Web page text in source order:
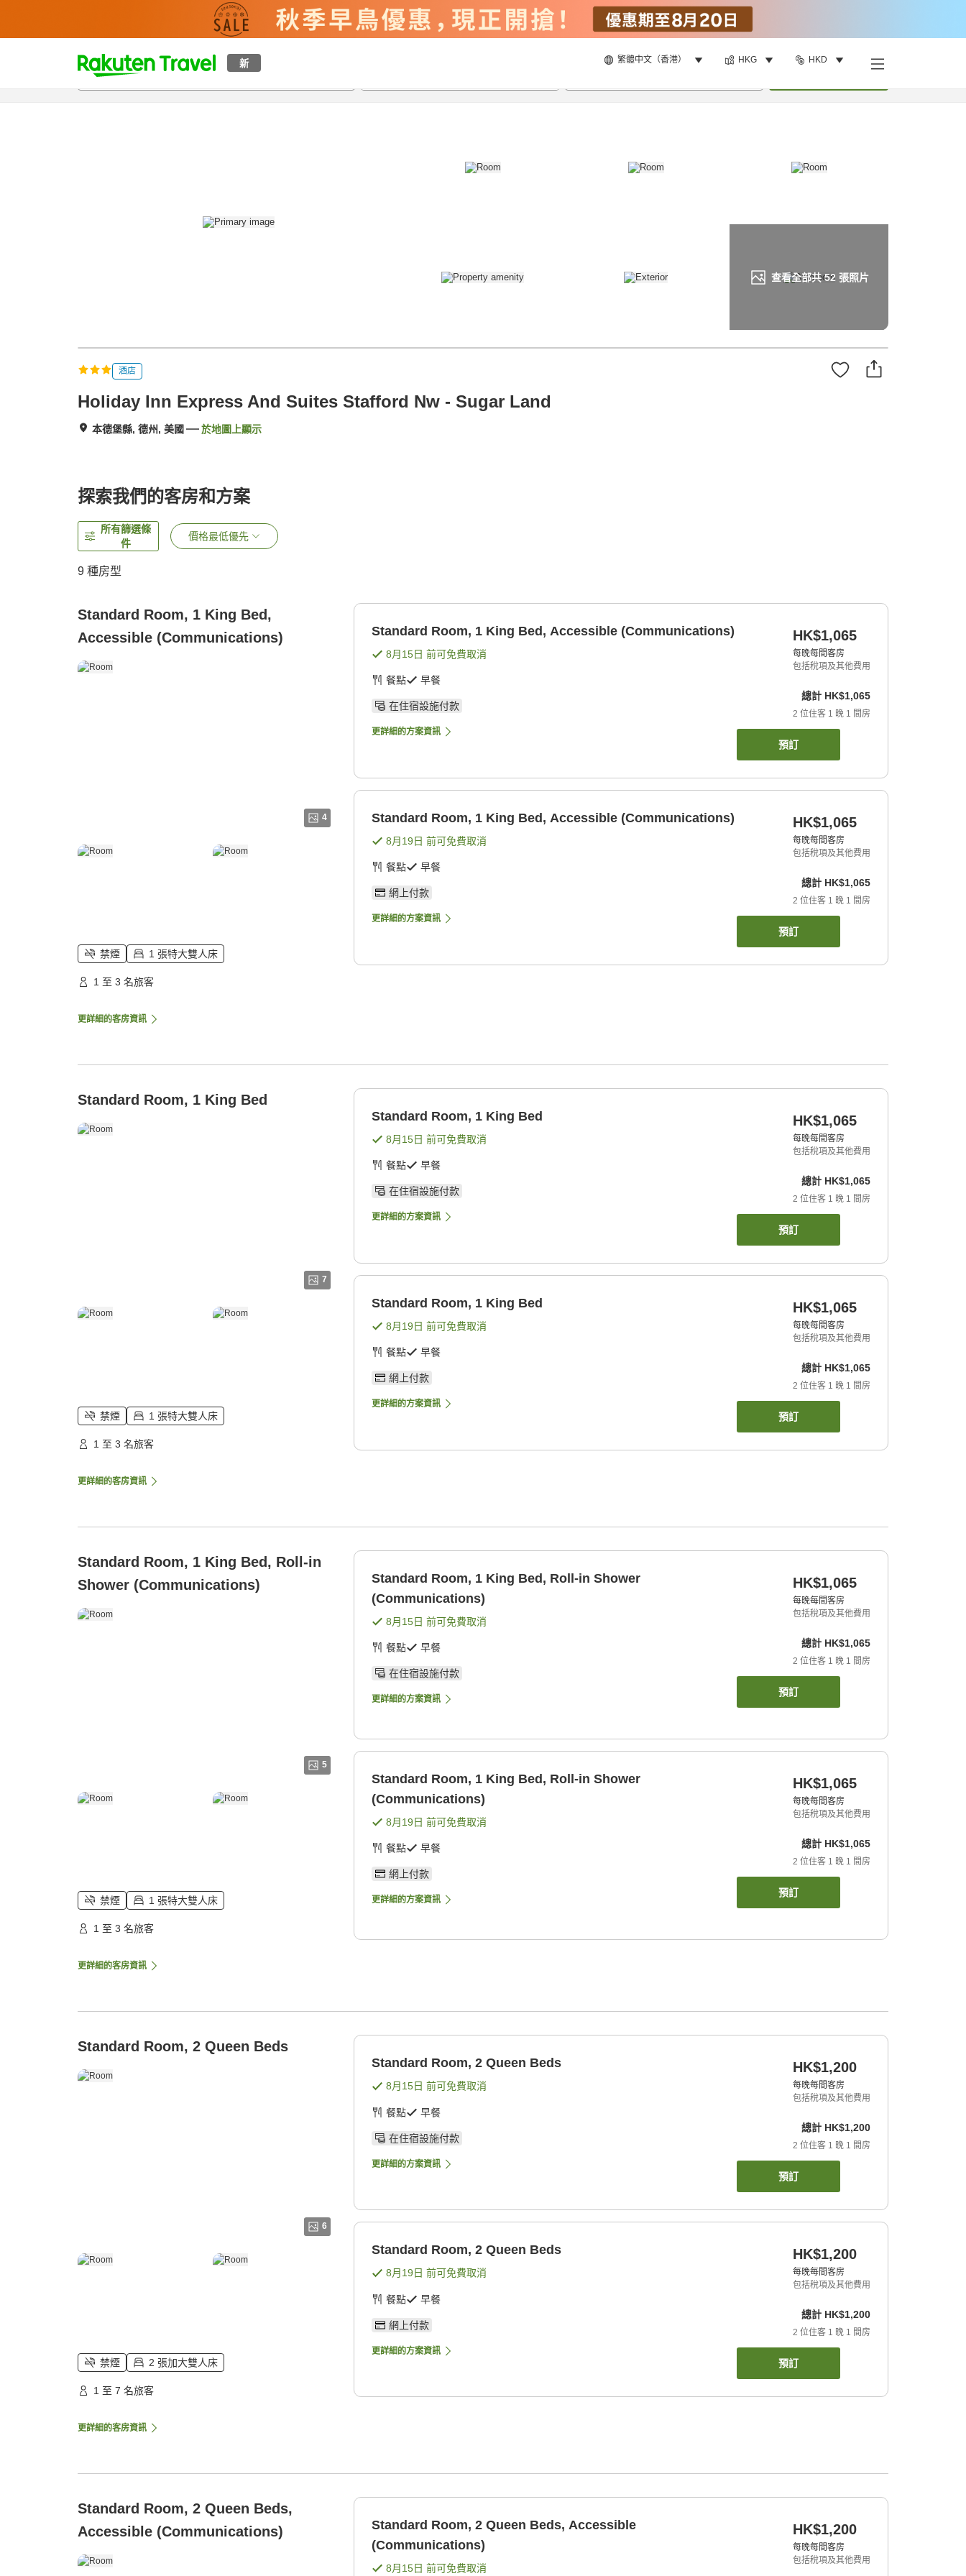
新 繁體中文（香港） HKG HKD
t
p
查看全部共52 張照片
概覽房間及住宿方案 評價設施
酒店
Holiday Inn Express And Suites Stafford Nw - Sugar Land
本德堡縣, 德州, 美國 於地圖上顯示
探索我們的客房和方案
所有篩選條
件
價格最低優先
9 種房型
Standard Room, 1 King Bed,
Accessible (Communications)
4
禁煙 1 張特大雙人床
1 至 3 名旅客
更詳細的客房資訊
Standard Room, 1 King Bed, Accessible (Communications)
8月15日 前可免費取消
餐點 早餐
在住宿設施付款
更詳細的方案資訊
HK$1,065
每晚每間客房
包括稅項及其他費用
總計 HK$1,065
2 位住客 1 晚 1 間房
預訂
Standard Room, 1 King Bed, Accessible (Communications)
8月19日 前可免費取消
餐點 早餐
網上付款
更詳細的方案資訊
HK$1,065
每晚每間客房
包括稅項及其他費用
總計 HK$1,065
2 位住客 1 晚 1 間房
預訂
Standard Room, 1 King Bed
7
禁煙 1 張特大雙人床
1 至 3 名旅客
更詳細的客房資訊
Standard Room, 1 King Bed
8月15日 前可免費取消
餐點 早餐
在住宿設施付款
更詳細的方案資訊
HK$1,065
每晚每間客房
包括稅項及其他費用
總計 HK$1,065
2 位住客 1 晚 1 間房
預訂
Standard Room, 1 King Bed
8月19日 前可免費取消
餐點 早餐
網上付款
更詳細的方案資訊
HK$1,065
每晚每間客房
包括稅項及其他費用
總計 HK$1,065
2 位住客 1 晚 1 間房
預訂
Standard Room, 1 King Bed, Roll-in
Shower (Communications)
5
禁煙 1 張特大雙人床
1 至 3 名旅客
更詳細的客房資訊
Standard Room, 1 King Bed, Roll-in Shower
(Communications)
8月15日 前可免費取消
餐點 早餐
在住宿設施付款
更詳細的方案資訊
HK$1,065
每晚每間客房
包括稅項及其他費用
總計 HK$1,065
2 位住客 1 晚 1 間房
預訂
Standard Room, 1 King Bed, Roll-in Shower
(Communications)
8月19日 前可免費取消
餐點 早餐
網上付款
更詳細的方案資訊
HK$1,065
每晚每間客房
包括稅項及其他費用
總計 HK$1,065
2 位住客 1 晚 1 間房
預訂
Standard Room, 2 Queen Beds
6
禁煙 2 張加大雙人床
1 至 7 名旅客
更詳細的客房資訊
Standard Room, 2 Queen Beds
8月15日 前可免費取消
餐點 早餐
在住宿設施付款
更詳細的方案資訊
HK$1,200
每晚每間客房
包括稅項及其他費用
總計 HK$1,200
2 位住客 1 晚 1 間房
預訂
Standard Room, 2 Queen Beds
8月19日 前可免費取消
餐點 早餐
網上付款
更詳細的方案資訊
HK$1,200
每晚每間客房
包括稅項及其他費用
總計 HK$1,200
2 位住客 1 晚 1 間房
預訂
Standard Room, 2 Queen Beds,
Accessible (Communications)
Standard Room, 2 Queen Beds, Accessible
(Communications)
8月15日 前可免費取消
HK$1,200
每晚每間客房
包括稅項及其他費用